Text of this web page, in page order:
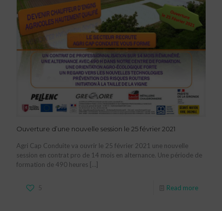
Ouverture d’une nouvelle session le 25 février 2021
Agri Cap Conduite va ouvrir le 25 février 2021 une nouvelle
session en contrat pro de 14 mois en alternance. Une période de
formation de 490 heures […]
5 Read more